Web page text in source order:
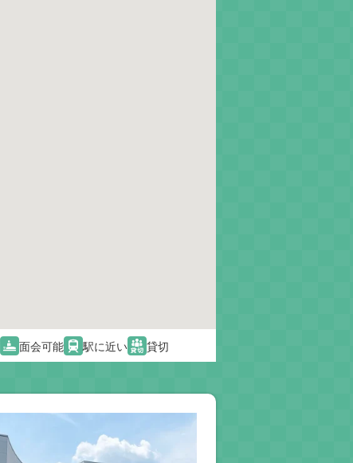
面会可能 駅に近い 貸切